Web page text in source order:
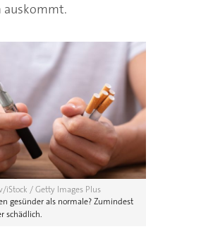
auskommt.
iStock / Getty Images Plus
gesünder als normale? Zumindest
schädlich.